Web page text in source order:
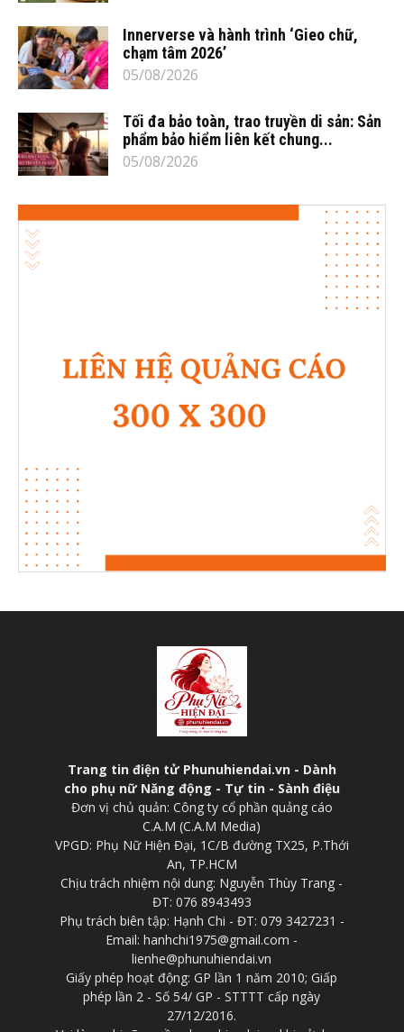
Innerverse và hành trình ‘Gieo chữ,
chạm tâm 2026’
05/08/2026
Tối đa bảo toàn, trao truyền di sản: Sản
phẩm bảo hiểm liên kết chung...
05/08/2026
Trang tin điện tử Phunuhiendai.vn - Dành
cho phụ nữ Năng động - Tự tin - Sành điệu
Đơn vị chủ quản: Công ty cổ phần quảng cáo
C.A.M (C.A.M Media)
VPGD: Phụ Nữ Hiện Đại, 1C/B đường TX25, P.Thới
An, TP.HCM
Chịu trách nhiệm nội dung: Nguyễn Thùy Trang -
ĐT: 076 8943493
Phụ trách biên tập: Hạnh Chi - ĐT: 079 3427231 -
Email: hanhchi1975@gmail.com -
lienhe@phunuhiendai.vn
Giấy phép hoạt động: GP lần 1 năm 2010; Giấp
phép lần 2 - Số 54/ GP - STTTT cấp ngày
27/12/2016.